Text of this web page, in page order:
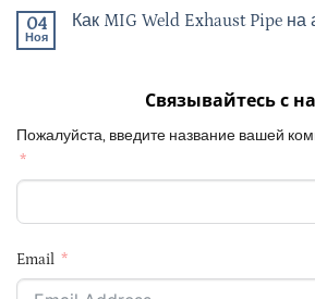
04
Ноя
Как MIG Weld Exhaust Pipe
Связывайтесь с
Пожалуйста, введите название вашей
Email